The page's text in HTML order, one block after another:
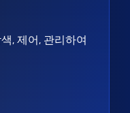
, 제어, 관리하여